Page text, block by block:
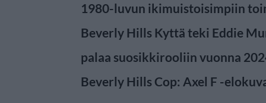
1980-luvun ikimuistoisimpiin
Beverly Hills Kyttä teki Eddie
palaa suosikkirooliin vuonna
Beverly Hills Cop: Axel F -